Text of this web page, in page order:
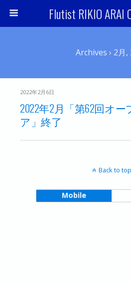
Flutist RIKIO ARAI
Archives › 2月,
2022年2月6日
2022年2月「第62回オー
ア」終了
Back to top
Mobile